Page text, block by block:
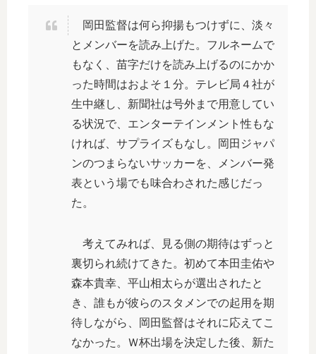
岡田監督は何ら抑揚もつけずに、淡々
とメンバーを読み上げた。フルネームで
もなく、苗字だけを読み上げるのにかか
った時間はおよそ１分。テレビ局４社が
生中継し、新聞社は号外まで用意してい
る状況で、エンターテインメント性もな
ければ、サプライズもなし。岡田ジャパ
ンのつまらないサッカーを、メンバー発
表という場でも味合わされた感じだっ
た。
考えてみれば、見る側の期待はずっと
裏切られ続けてきた。初めて本田圭佑や
森本貴幸、平山相太らが選出されたと
き、誰もが彼らのスタメンでの起用を期
待しながら、岡田監督はそれに応えてこ
なかった。Ｗ杯出場を決定した後、新た